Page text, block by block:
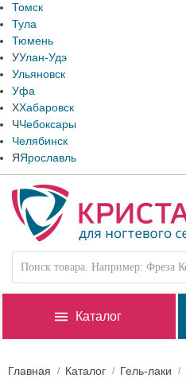
Томск
Тула
Тюмень
УУлан-Удэ
Ульяновск
Уфа
ХХабаровск
ЧЧебоксары
Челябинск
ЯЯрославль
Каталог
Главная Каталог Гель-лаки